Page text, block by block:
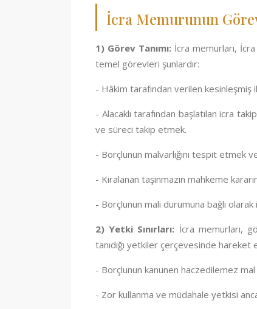
İcra Memurunun Görev
1) Görev Tanımı: İcra memurları,
temel görevleri şunlardır:
- Hâkim tarafından verilen
- Alacaklı tarafından başlatılan icra
ve süreci takip etmek.
- Borçlunun malvarlığını tespit etmek
- Kiralanan taşınmazın mahkeme
- Borçlunun mali durumuna bağlı
2) Yetki Sınırları: İcra memurları,
tanıdığı yetkiler çerçevesinde hareket
- Borçlunun kanunen haczedilemez
- Zor kullanma ve müdahale yetkisi